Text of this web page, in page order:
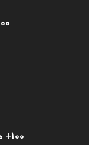
100+ هزار
100+ هزار تومان حمایت از حیوانات